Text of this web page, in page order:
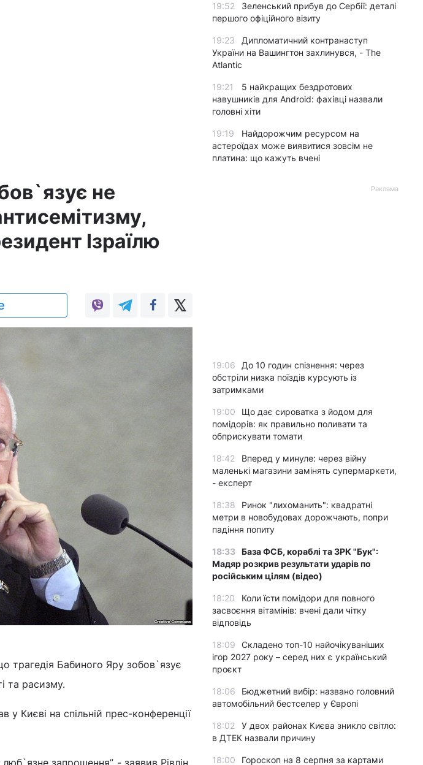
не
Ізраїлю
трагедія Бабиного Яру зобов`язує
та расизму.
у Києві на спільній прес-конференції
запрошення”, - заявив Рівлін.
19:52
Зеленський прибув до Сербії: деталі
першого офіційного візиту
19:23
Дипломатичний контранаступ
України на Вашингтон захлинувся, - The
Atlantic
19:21
5 найкращих бездротових
навушників для Android: фахівці назвали
головні хіти
19:19
Найдорожчим ресурсом на
астероїдах може виявитися зовсім не
платина: що кажуть вчені
Реклама
19:06
До 10 годин спізнення: через
обстріли низка поїздів курсують із
затримками
19:00
Що дає сироватка з йодом для
помідорів: як правильно поливати та
обприскувати томати
18:42
Вперед у минуле: через війну
маленькі магазини замінять супермаркети,
- експерт
18:38
Ринок "лихоманить": квадратні
метри в новобудовах дорожчають, попри
падіння попиту
18:33 База ФСБ, кораблі та ЗРК "Бук":
Мадяр розкрив результати ударів по
російським цілям (відео)
18:20
Коли їсти помідори для повного
засвоєння вітамінів: вчені дали чітку
відповідь
18:09
Складено топ-10 найочікуваніших
ігор 2027 року – серед них є український
проєкт
18:06
Бюджетний вибір: названо головний
автомобільний бестселер у Європі
18:02
У двох районах Києва зникло світло:
в ДТЕК назвали причину
18:00 Гороскоп на 8 серпня за картами